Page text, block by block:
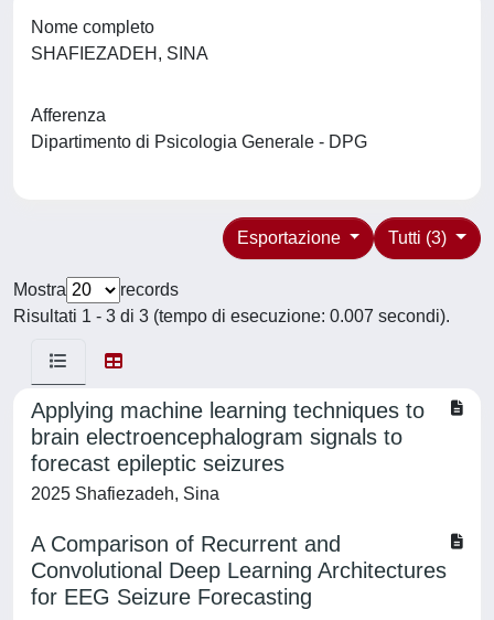
Nome completo
SHAFIEZADEH, SINA
Afferenza
Dipartimento di Psicologia Generale - DPG
Tutti (3)
Esportazione
Mostra
records
Risultati 1 - 3 di 3 (tempo di esecuzione: 0.007 secondi).
Applying machine learning techniques to
brain electroencephalogram signals to
forecast epileptic seizures
2025 Shafiezadeh, Sina
A Comparison of Recurrent and
Convolutional Deep Learning Architectures
for EEG Seizure Forecasting